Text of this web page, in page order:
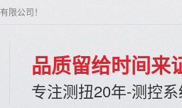
限公司！
品质留给时间来
专注测扭20年-测控